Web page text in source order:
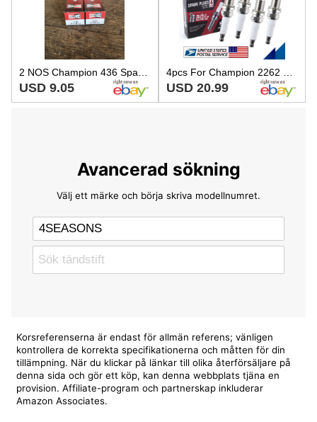
USD 9.05 USD 20.99
Avancerad sökning
Välj ett märke och börja skriva modellnumret.
Korsreferenserna är endast för allmän referens; vänligen
kontrollera de korrekta specifikationerna och måtten för din
tillämpning. När du klickar på länkar till olika återförsäljare på
denna sida och gör ett köp, kan denna webbplats tjäna en
provision. Affiliate-program och partnerskap inkluderar
Amazon Associates.